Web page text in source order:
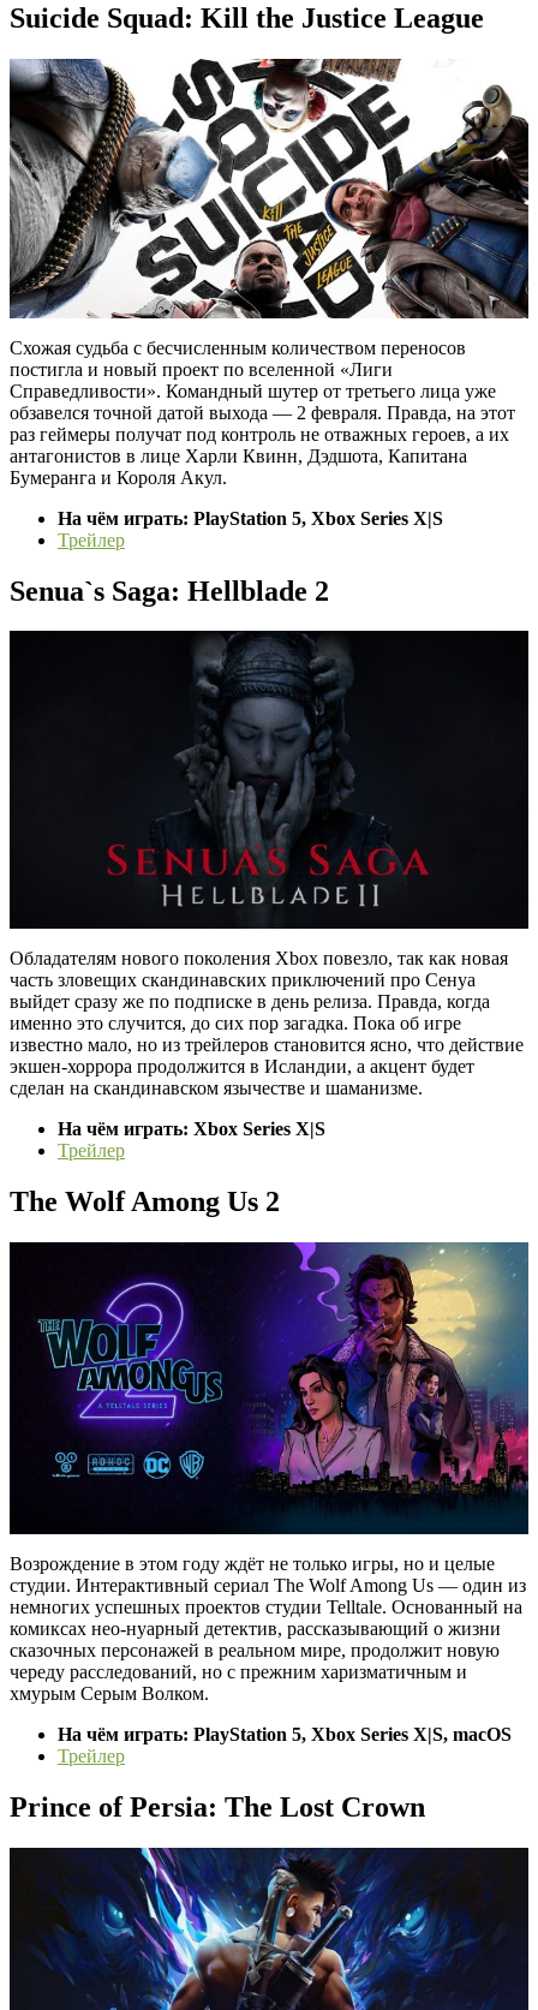
Suicide Squad: Kill the Justice League
Схожая судьба с бесчисленным количеством переносов
постигла и новый проект по вселенной «Лиги
Справедливости». Командный шутер от третьего лица уже
обзавелся точной датой выхода — 2 февраля. Правда, на этот
раз геймеры получат под контроль не отважных героев, а их
антагонистов в лице Харли Квинн, Дэдшота, Капитана
Бумеранга и Короля Акул.
На чём играть: PlayStation 5, Xbox Series X|S
Трейлер
Senua`s Saga: Hellblade 2
Обладателям нового поколения Xbox повезло, так как новая
часть зловещих скандинавских приключений про Сенуа
выйдет сразу же по подписке в день релиза. Правда, когда
именно это случится, до сих пор загадка. Пока об игре
известно мало, но из трейлеров становится ясно, что действие
экшен-хоррора продолжится в Исландии, а акцент будет
сделан на скандинавском язычестве и шаманизме.
На чём играть: Xbox Series X|S
Трейлер
The Wolf Among Us 2
Возрождение в этом году ждёт не только игры, но и целые
студии. Интерактивный сериал The Wolf Among Us — один из
немногих успешных проектов студии Telltale. Основанный на
комиксах нео-нуарный детектив, рассказывающий о жизни
сказочных персонажей в реальном мире, продолжит новую
череду расследований, но с прежним харизматичным и
хмурым Серым Волком.
На чём играть: PlayStation 5, Xbox Series X|S, macOS
Трейлер
Prince of Persia: The Lost Crown